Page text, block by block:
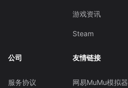
游戏资讯
Steam
公司
服务协议
友情链接
网易MuMu模拟器